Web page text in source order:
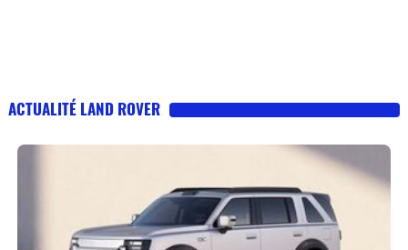
ACTUALITÉ LAND ROVER